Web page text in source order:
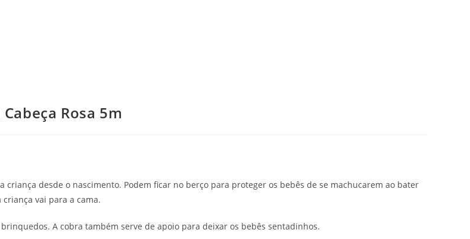
Rosa 5m
desde o nascimento. Podem ficar no berço para proteger os bebês de se machucarem ao bater
vai para a cama.
A cobra também serve de apoio para deixar os bebês sentadinhos.